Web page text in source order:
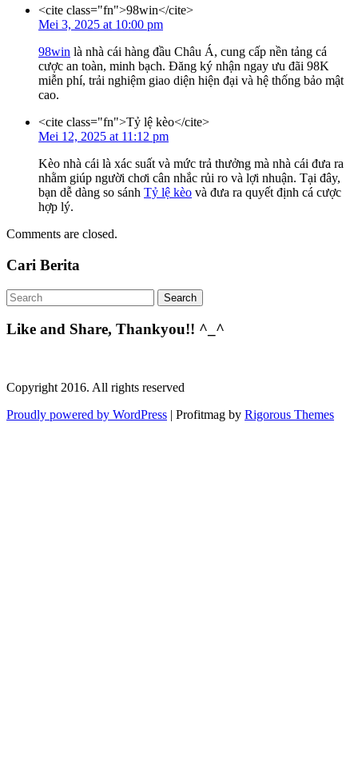
<cite class="fn">98win</cite>
Mei 3, 2025 at 10:00 pm
98win là nhà cái hàng đầu Châu Á, cung cấp nền tảng cá
cược an toàn, minh bạch. Đăng ký nhận ngay ưu đãi 98K
miễn phí, trải nghiệm giao diện hiện đại và hệ thống bảo mật
cao.
<cite class="fn">Tỷ lệ kèo</cite>
Mei 12, 2025 at 11:12 pm
Kèo nhà cái là xác suất và mức trả thưởng mà nhà cái đưa ra
nhằm giúp người chơi cân nhắc rủi ro và lợi nhuận. Tại đây,
bạn dễ dàng so sánh Tỷ lệ kèo và đưa ra quyết định cá cược
hợp lý.
Comments are closed.
Cari Berita
Like and Share, Thankyou!! ^_^
Copyright 2016. All rights reserved
Proudly powered by WordPress | Profitmag by Rigorous Themes